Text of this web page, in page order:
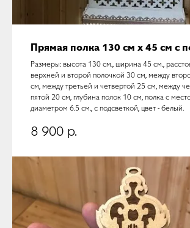
Прямая полка 130 см х 45 см с
Размеры: высота 130 см., ширина 45 см.,
верхней и второй полочкой 30 см, между
см, между третьей и четвертой 25 см, между
пятой 20 см, глубина полок 10 см, полка с
диаметром 6.5 см., с подсветкой, цвет - белый.
8 900 р.